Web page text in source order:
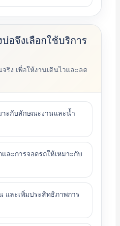
อจึงเลือกใช้บริการ
ริง เพื่อให้งานเดินไวและลด
าะกับลักษณะงานและน้ำ
ละการจอดรถให้เหมาะกับ
และเพิ่มประสิทธิภาพการ